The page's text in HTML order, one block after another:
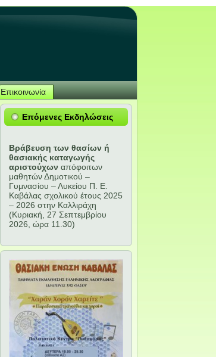
Επικοινωνία
Επόμενες Εκδηλώσεις
Βράβευση των θασίων ή
θασιακής καταγωγής
αριστούχων απόφοιτων
μαθητών Δημοτικού –
Γυμνασίου – Λυκείου Π. Ε.
Καβάλας σχολικού έτους 2025
– 2026 στην Καλλιράχη
(Κυριακή, 27 Σεπτεμβρίου
2026, ώρα 11.30)